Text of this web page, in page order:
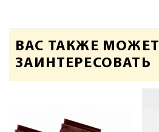
ВАС ТАКЖЕ МОЖЕТ
ЗАИНТЕРЕСОВАТЬ